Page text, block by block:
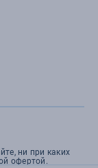
ни при каких
офертой.